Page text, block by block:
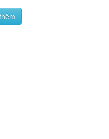
ok, đồ uống re,
thuốc, ai không chịu dc
bố trí máy quạt khá"***